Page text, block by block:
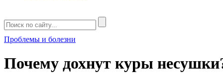
Проблемы и болезни
Почему дохнут куры